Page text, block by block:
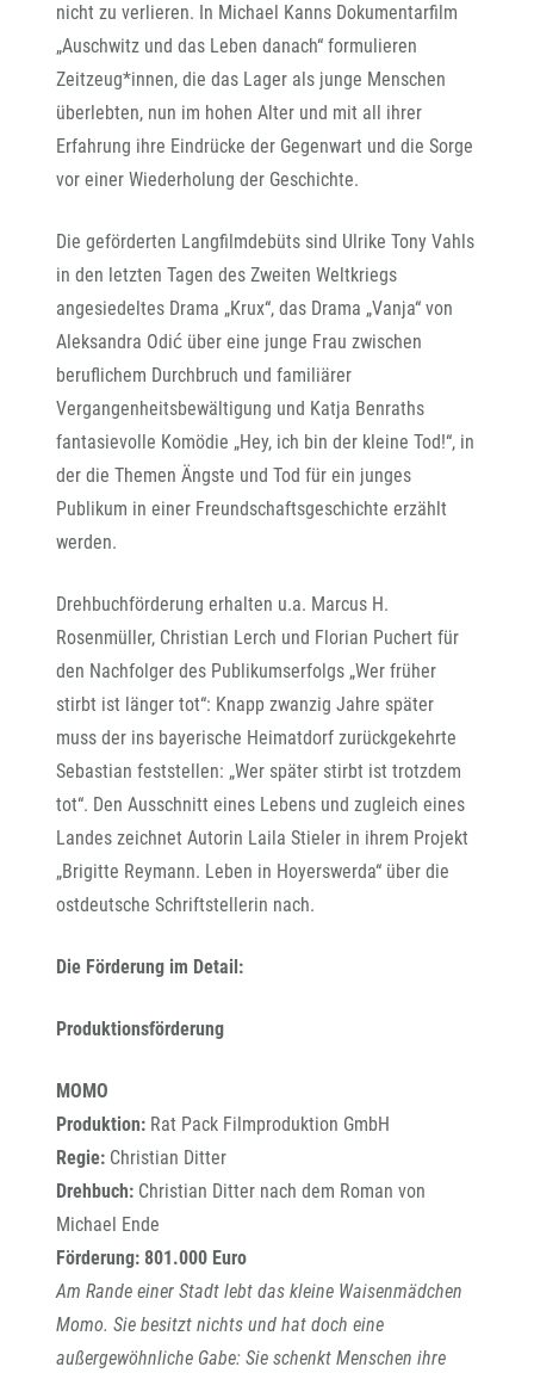
nicht zu verlieren. In Michael Kanns Dokumentarfilm
„Auschwitz und das Leben danach“ formulieren
Zeitzeug*innen, die das Lager als junge Menschen
überlebten, nun im hohen Alter und mit all ihrer
Erfahrung ihre Eindrücke der Gegenwart und die Sorge
vor einer Wiederholung der Geschichte.
Die geförderten Langfilmdebüts sind Ulrike Tony Vahls
in den letzten Tagen des Zweiten Weltkriegs
angesiedeltes Drama „Krux“, das Drama „Vanja“ von
Aleksandra Odić über eine junge Frau zwischen
beruflichem Durchbruch und familiärer
Vergangenheitsbewältigung und Katja Benraths
fantasievolle Komödie „Hey, ich bin der kleine Tod!“, in
der die Themen Ängste und Tod für ein junges
Publikum in einer Freundschaftsgeschichte erzählt
werden.
Drehbuchförderung erhalten u.a. Marcus H.
Rosenmüller, Christian Lerch und Florian Puchert für
den Nachfolger des Publikumserfolgs „Wer früher
stirbt ist länger tot“: Knapp zwanzig Jahre später
muss der ins bayerische Heimatdorf zurückgekehrte
Sebastian feststellen: „Wer später stirbt ist trotzdem
tot“. Den Ausschnitt eines Lebens und zugleich eines
Landes zeichnet Autorin Laila Stieler in ihrem Projekt
„Brigitte Reymann. Leben in Hoyerswerda“ über die
ostdeutsche Schriftstellerin nach.
Die Förderung im Detail:
Produktionsförderung
MOMO
Produktion: Rat Pack Filmproduktion GmbH
Regie: Christian Ditter
Drehbuch: Christian Ditter nach dem Roman von
Michael Ende
Förderung: 801.000 Euro
Am Rande einer Stadt lebt das kleine Waisenmädchen
Momo. Sie besitzt nichts und hat doch eine
außergewöhnliche Gabe: Sie schenkt Menschen ihre